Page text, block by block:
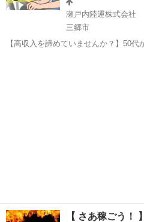
瀬戸内陸運株式会社
三郷市
【高収入を諦めていませんか？】50
【 さあ稼ごう！